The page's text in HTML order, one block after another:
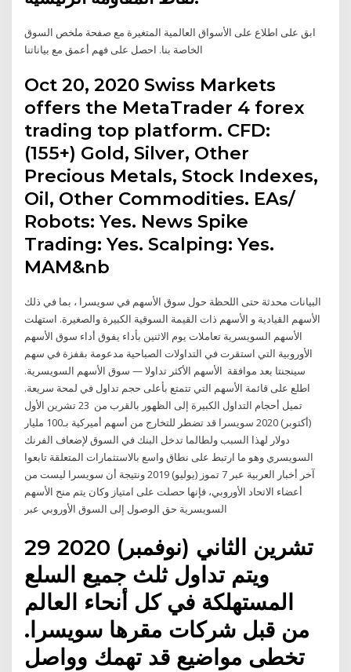
ابق على اطلاع على الأسواق العالمية المتغيرة مع صفحة ملخص السوق
الخاصة بنا. احصل على فهم أعمق مع بياناتنا
Oct 20, 2020 Swiss Markets
offers the MetaTrader 4 forex
trading top platform. CFD:
(155+) Gold, Silver, Other
Precious Metals, Stock Indexes,
Oil, Other Commodities. EAs/
Robots: Yes. News Spike
Trading: Yes. Scalping: Yes.
MAM&nb
البيانات محدثة حتى اللحظة حول سوق الأسهم في سويسرا ، بما في ذلك
الأسهم القيادية و الأسهم ذات القيمة السوقية الكبيرة والصغيرة. استهلت
الأسهم السويسرية تعاملات يوم الاثنين بأداء يفوق أداء سوق الأسهم
الأوروبية التي استقرت في التداولات الصباحية مدعومة بقفزة في سهم
سينجنتا بعد موافقة الأسهم الأكثر تداولا — سوق الأسهم السويسرية.
اطلع على قائمة الأسهم التي تتمتع بأعلى حجم تداول في لمحة سريعة.
تميل أحجام التداول الكبيرة إلى الظهور بالقرب من 23 تشرين الأول
(أكتوبر) 2020 سويسرا قد تضطر للتخارج من أسهم أميركية بـ100 مليار
دولار لهذا السبب ولطالما تدخل البنك في السوق لإضعاف الفرنك
السويسري وهو ما ارتبط على نطاق واسع بالاستثمارات المتعلقة تابعوا
آخر أخبار العربية عبر 7 تموز (يوليو) 2019 ونتيجة أن سويسرا ليست من
أعضاء الاتحاد الأوروبي، فإنها حصلت على امتياز وكان يتم منح الأسهم
29 تشرين الثاني (نوفمبر) 2020
ويتم تداول ثلث جميع السلع
المستهلكة في كل أنحاء العالم
من قبل شركات مقرها سويسرا.
تخطى مواضيع قد تهمك وواصل